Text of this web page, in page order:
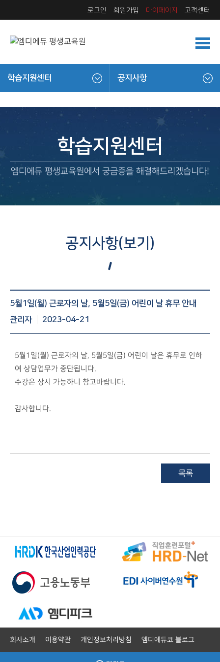
로그인 회원가입 마이페이지 고객센터
학습지원센터 공지사항
학습지원센터
엠디에듀 평생교육원에서 궁금증을 해결해드리겠습니다!
공지사항(보기)
공
5월1일(월) 근로자의 날, 5월5일(금) 어린이 날 휴무 안내
관리자
2023-04-21
5월1일(월) 근로자의 날, 5월5일(금) 어린이 날은 휴무로 인하
여 상담업무가 중단됩니다.
수강은 상시 가능하니 참고바랍니다.
감사합니다.
목록
회사소개 이용약관 개인정보처리방침 엠디에듀코 블로그